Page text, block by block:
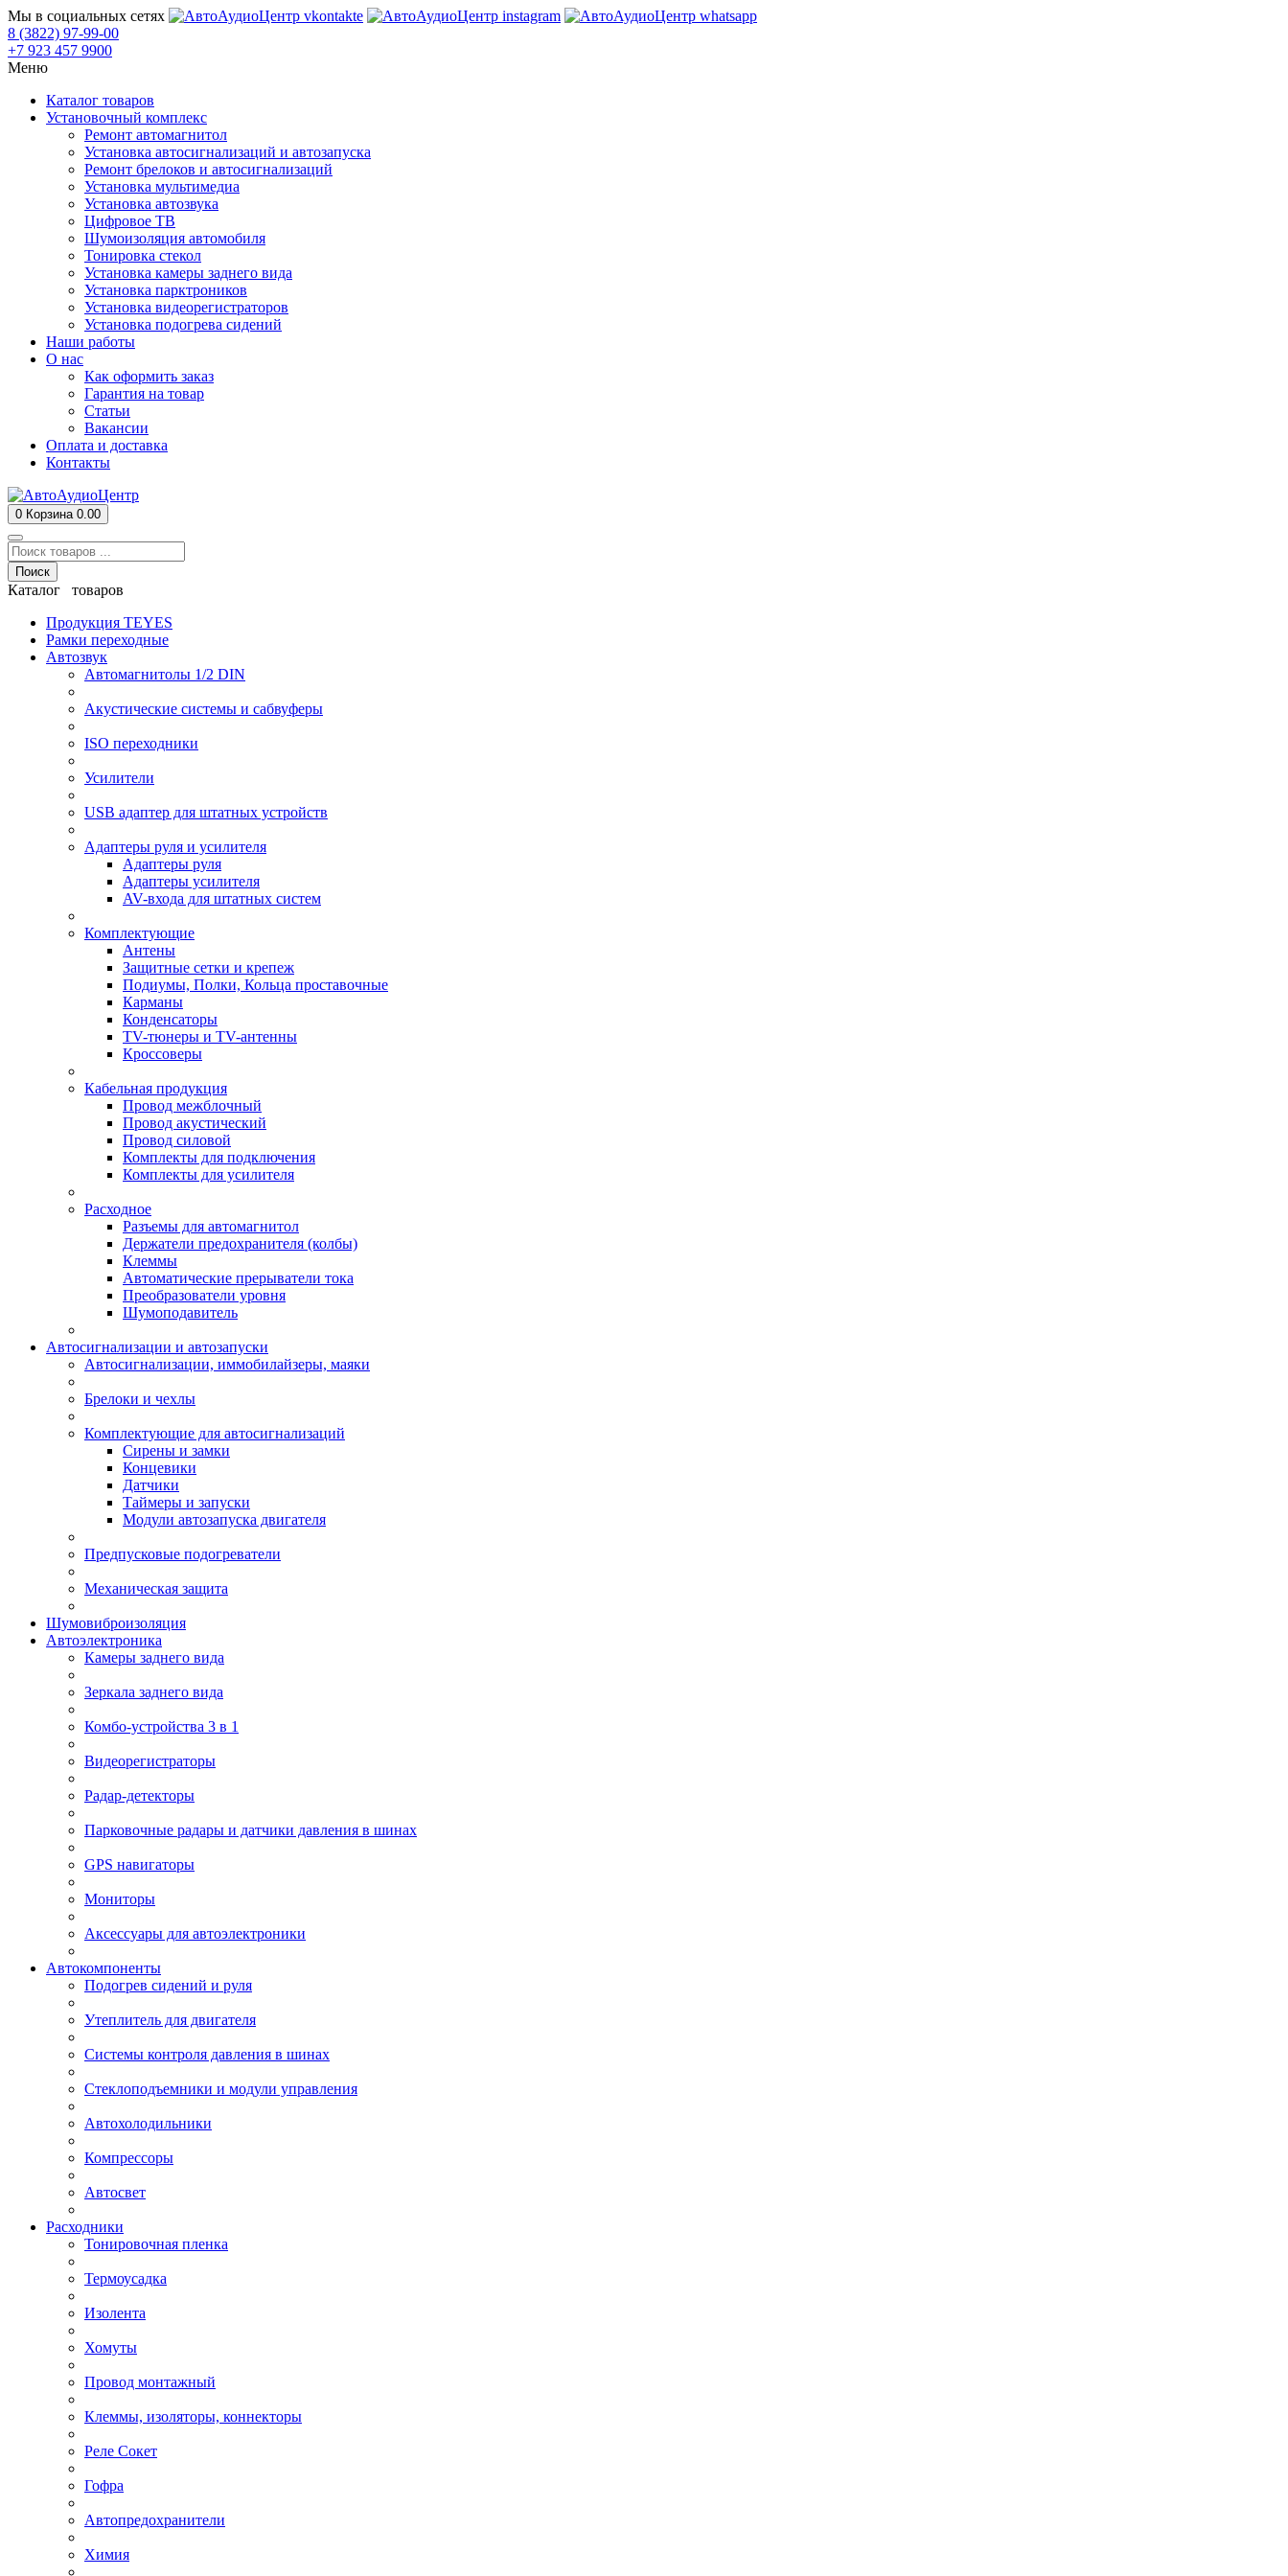
Мы в социальных сетях
8 (3822) 97-99-00
+7 923 457 9900
Меню
Каталог товаров
Установочный комплекс
Ремонт автомагнитол
Установка автосигнализаций и автозапуска
Ремонт брелоков и автосигнализаций
Установка мультимедиа
Установка автозвука
Цифровое ТВ
Шумоизоляция автомобиля
Тонировка стекол
Установка камеры заднего вида
Установка парктроников
Установка видеорегистраторов
Установка подогрева сидений
Наши работы
О нас
Как оформить заказ
Гарантия на товар
Статьи
Вакансии
Оплата и доставка
Контакты
0 Корзина 0.00
Поиск
Каталог товаров
Продукция TEYES
Рамки переходные
Автозвук
Автомагнитолы 1/2 DIN
Акустические системы и сабвуферы
ISO переходники
Усилители
USB адаптер для штатных устройств
Адаптеры руля и усилителя
Адаптеры руля
Адаптеры усилителя
AV-входа для штатных систем
Комплектующие
Антены
Защитные сетки и крепеж
Подиумы, Полки, Кольца проставочные
Карманы
Конденсаторы
TV-тюнеры и TV-антенны
Кроссоверы
Кабельная продукция
Провод межблочный
Провод акустический
Провод силовой
Комплекты для подключения
Комплекты для усилителя
Расходное
Разъемы для автомагнитол
Держатели предохранителя (колбы)
Клеммы
Автоматические прерыватели тока
Преобразователи уровня
Шумоподавитель
Автосигнализации и автозапуски
Автосигнализации, иммобилайзеры, маяки
Брелоки и чехлы
Комплектующие для автосигнализаций
Сирены и замки
Концевики
Датчики
Таймеры и запуски
Модули автозапуска двигателя
Предпусковые подогреватели
Механическая защита
Шумовиброизоляция
Автоэлектроника
Камеры заднего вида
Зеркала заднего вида
Комбо-устройства 3 в 1
Видеорегистраторы
Радар-детекторы
Парковочные радары и датчики давления в шинах
GPS навигаторы
Мониторы
Аксессуары для автоэлектроники
Автокомпоненты
Подогрев сидений и руля
Утеплитель для двигателя
Системы контроля давления в шинах
Стеклоподъемники и модули управления
Автохолодильники
Компрессоры
Автосвет
Расходники
Тонировочная пленка
Термоусадка
Изолента
Хомуты
Провод монтажный
Клеммы, изоляторы, коннекторы
Реле Сокет
Гофра
Автопредохранители
Химия